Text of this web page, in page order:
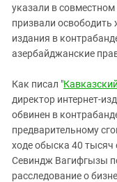
Чечня
Южная Осетия
Южный Кавказ
ЮФО
указали в
призвали
издания в
азербайджанские
Как писал "
директор интернет-
обвинен в
предварительному
ходе обыска 40 тысяч
Севиндж Вагифгызы
расследование о